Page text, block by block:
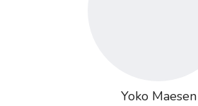
Yoko Maesen